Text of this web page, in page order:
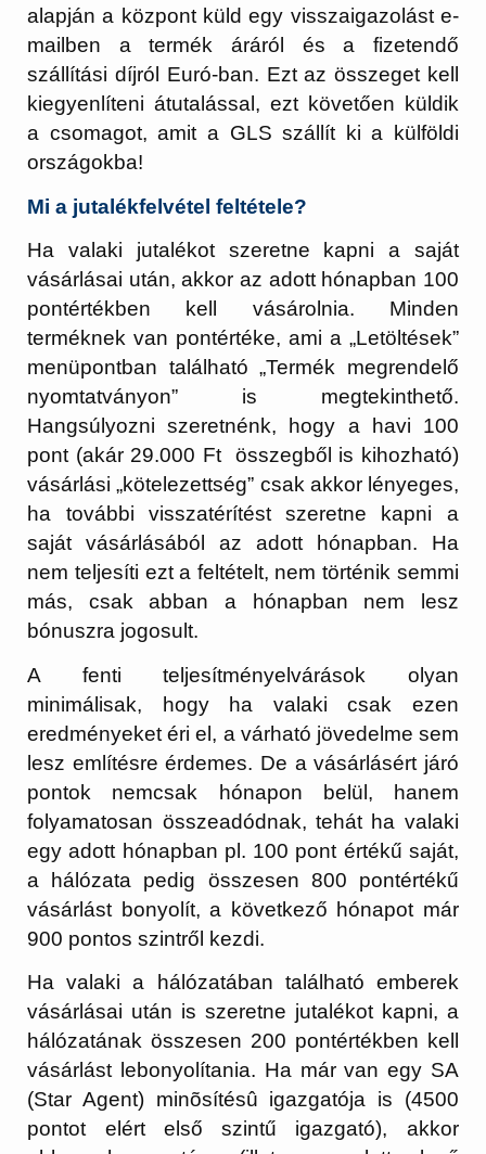
alapján a központ küld egy visszaigazolást e-
mailben a termék áráról és a fizetendő
szállítási díjról Euró-ban. Ezt az összeget kell
kiegyenlíteni átutalással, ezt követően küldik
a csomagot, amit a GLS szállít ki a külföldi
országokba!
Mi a jutalékfelvétel feltétele?
Ha valaki jutalékot szeretne kapni a saját
vásárlásai után, akkor az adott hónapban 100
pontértékben kell vásárolnia. Minden
terméknek van pontértéke, ami a „Letöltések”
menüpontban található „Termék megrendelő
nyomtatványon” is megtekinthető.
Hangsúlyozni szeretnénk, hogy a havi 100
pont (akár 29.000 Ft összegből is kihozható)
vásárlási „kötelezettség” csak akkor lényeges,
ha további visszatérítést szeretne kapni a
saját vásárlásából az adott hónapban. Ha
nem teljesíti ezt a feltételt, nem történik semmi
más, csak abban a hónapban nem lesz
bónuszra jogosult.
A fenti teljesítményelvárások olyan
minimálisak, hogy ha valaki csak ezen
eredményeket éri el, a várható jövedelme sem
lesz említésre érdemes. De a vásárlásért járó
pontok nemcsak hónapon belül, hanem
folyamatosan összeadódnak, tehát ha valaki
egy adott hónapban pl. 100 pont értékű saját,
a hálózata pedig összesen 800 pontértékű
vásárlást bonyolít, a következő hónapot már
900 pontos szintről kezdi.
Ha valaki a hálózatában található emberek
vásárlásai után is szeretne jutalékot kapni, a
hálózatának összesen 200 pontértékben kell
vásárlást lebonyolítania. Ha már van egy SA
(Star Agent) minõsítésû igazgatója is (4500
pontot elért első szintű igazgató), akkor